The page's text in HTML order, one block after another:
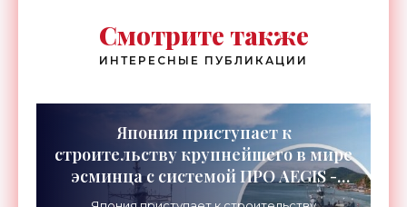
Смотрите также
ИНТЕРЕСНЫЕ ПУБЛИКАЦИИ
Япония приступает к
строительству крупнейшего в мире
эсминца с системой ПРО AEGIS -
«Оружие»